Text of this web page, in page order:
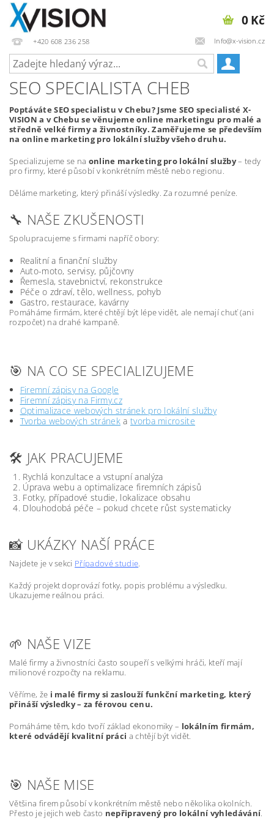
+420 608 236 258 Info@x-vision.cz
0 Kč
SEO SPECIALISTA CHEB
Poptáváte SEO specialistu v Chebu? Jsme SEO specialisté X-
VISION a v Chebu se věnujeme online marketingu pro malé a
středně velké firmy a živnostníky. Zaměřujeme se především
na online marketing pro lokální služby všeho druhu.
Specializujeme se na online marketing pro lokální služby– tedy
pro firmy, které působí v konkrétním městě nebo regionu.
Děláme marketing, který přináší výsledky. Za rozumné peníze.
🔧 NAŠE ZKUŠENOSTI
Spolupracujeme s firmami napříč obory:
Realitní a finanční služby
Auto-moto, servisy, půjčovny
Řemesla, stavebnictví, rekonstrukce
Péče o zdraví, tělo, wellness, pohyb
Gastro, restaurace, kavárny
Pomáháme firmám, které chtějí být lépe vidět, ale nemají chuť (ani
rozpočet) na drahé kampaně.
🎯 NA CO SE SPECIALIZUJEME
Firemní zápisy na Google
Firemní zápisy na Firmy.cz
Optimalizace webových stránek pro lokální služby
Tvorba webových stráneka tvorba microsite
🛠️ JAK PRACUJEME
Rychlá konzultace a vstupní analýza
Úprava webu a optimalizace firemních zápisů
Fotky, případové studie, lokalizace obsahu
Dlouhodobá péče – pokud chcete růst systematicky
📸 UKÁZKY NAŠÍ PRÁCE
Najdete je v sekci Případové studie.
Každý projekt doprovází fotky, popis problému a výsledku.
Ukazujeme reálnou práci.
🌱 NAŠE VIZE
Malé firmy a živnostníci často soupeří s velkými hráči, kteří mají
milionové rozpočty na reklamu.
Věříme, že i malé firmy si zaslouží funkční marketing, který
přináší výsledky – za férovou cenu.
Pomáháme těm, kdo tvoří základ ekonomiky – lokálním firmám,
které odvádějí kvalitní práci a chtějí být vidět.
🎯 NAŠE MISE
Většina firem působí v konkrétním městě nebo několika okolních.
Přesto je jejich web často nepřipravený pro lokální vyhledávání.